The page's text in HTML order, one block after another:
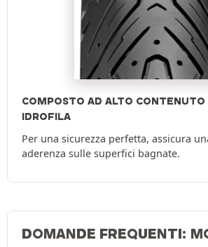
COMPOSTO AD ALTO CONTENUTO
IDROFILA
Per una sicurezza perfetta, assicura
aderenza sulle superfici bagnate.
DOMANDE FREQUENTI: